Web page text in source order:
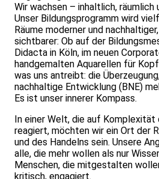
Wir wachsen – inhaltlich,
Unser Bildungsprogramm wird
Räume moderner und
sichtbarer: Ob auf der
Didacta in Köln, im neuen
handgemalten Aquarellen für
was uns antreibt: die
nachhaltige Entwicklung (BNE)
Es ist unser innerer Kompass.
In einer Welt, die auf
reagiert, möchten wir ein Ort der
und des Handelns sein. Unsere
alle, die mehr wollen als nur
Menschen, die mitgestalten
kritisch, engagiert.